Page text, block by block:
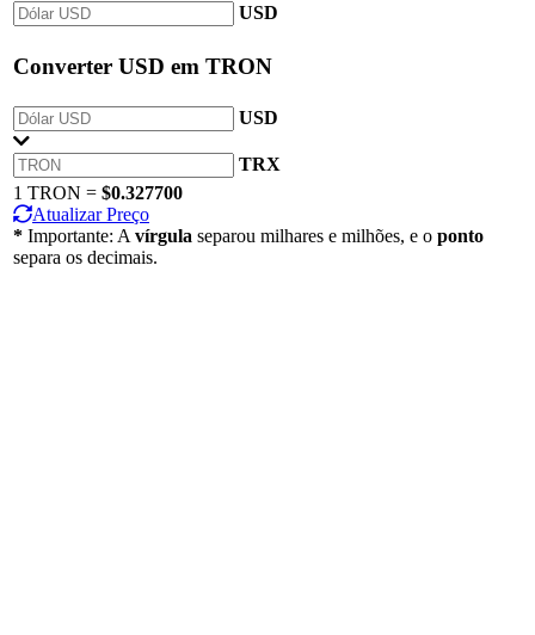
USD
Converter USD em TRON
USD
TRX
1 TRON = $0.327700
Atualizar Preço
* Importante: A vírgula separou milhares e milhões, e o ponto
separa os decimais.